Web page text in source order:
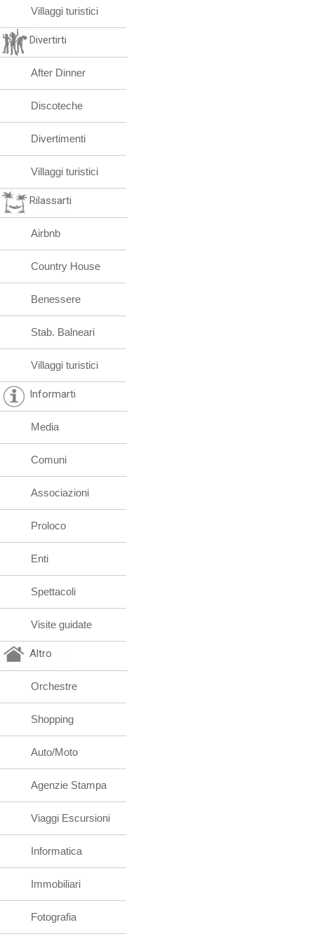
Villaggi turistici
Divertirti
After Dinner
Discoteche
Divertimenti
Villaggi turistici
Rilassarti
Airbnb
Country House
Benessere
Stab. Balneari
Villaggi turistici
Informarti
Media
Comuni
Associazioni
Proloco
Enti
Spettacoli
Visite guidate
Altro
Orchestre
Shopping
Auto/Moto
Agenzie Stampa
Viaggi Escursioni
Informatica
Immobiliari
Fotografia